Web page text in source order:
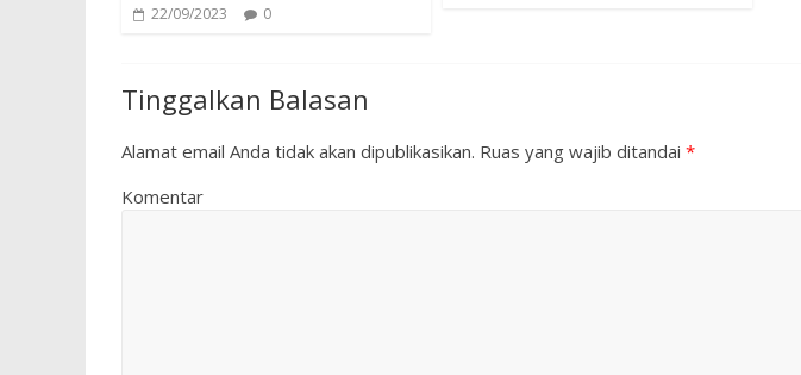
22/09/2023 0
Tinggalkan Balasan
Alamat email Anda tidak akan dipublikasikan. Ruas yang wajib ditandai *
Komentar